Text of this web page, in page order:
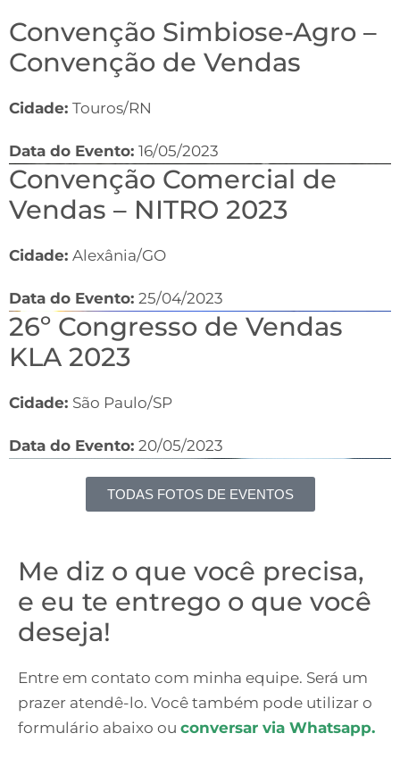
Convenção Simbiose-Agro –
Convenção de Vendas
Cidade: Touros/RN
Data do Evento: 16/05/2023
Convenção Comercial de
Vendas – NITRO 2023
Cidade: Alexânia/GO
Data do Evento: 25/04/2023
26º Congresso de Vendas
KLA 2023
Cidade: São Paulo/SP
Data do Evento: 20/05/2023
TODAS FOTOS DE EVENTOS
Me diz o que você precisa,
e eu te entrego o que você
deseja!
Entre em contato com minha equipe. Será um
prazer atendê-lo. Você também pode utilizar o
formulário abaixo ou conversar via Whatsapp.